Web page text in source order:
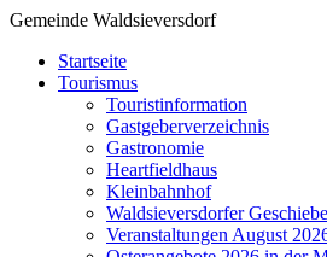
Gemeinde Waldsieversdorf
Startseite
Tourismus
Touristinformation
Gastgeberverzeichnis
Gastronomie
Heartfieldhaus
Kleinbahnhof
Waldsieversdorfer
Veranstaltungen August